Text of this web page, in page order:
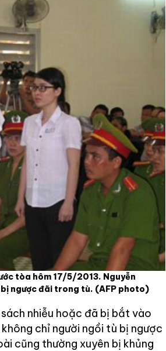
tòa hôm 17/5/2013. Nguyễn
bị ngược đãi trong tù. (AFP photo)
nhiễu hoặc đã bị bắt vào
chỉ người ngồi tù bị ngược
cũng thường xuyên bị khủng